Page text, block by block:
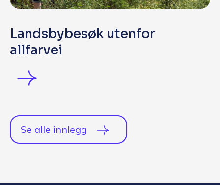
Landsbybesøk utenfor
allfarvei
Se alle innlegg